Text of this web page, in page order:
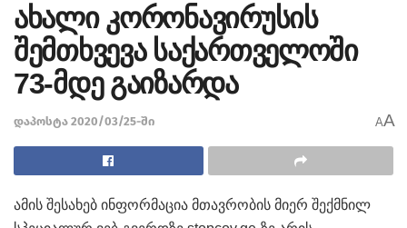
ახალი კორონავირუსის
შემთხვევა საქართველოში
73-მდე გაიზარდა
დაპოსტა 2020/03/25-ში AA
ამის შესახებ ინფორმაცია მთავრობის მიერ შექმნილ